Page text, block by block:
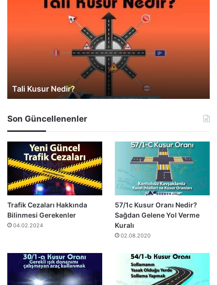
Tali Kusur Nedir?
Son Güncellenenler
Trafik Cezaları Hakkında
Bilinmesi Gerekenler
04.02.2024
57/1c Kusur Oranı Nedir?
Sağdan Gelene Yol Verme
Kuralı
02.08.2020